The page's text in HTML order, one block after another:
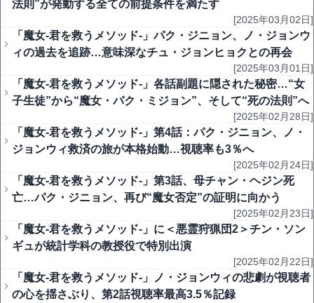
法則”が発動する全ての前提条件を満たす
[2025年03月02日]
「魔女-君を救うメソッド-」パク・ジニョン、ノ・ジョンウ
ィの過去を追跡…意味深なチュ・ジョンヒョクとの再会
[2025年03月01日]
「魔女-君を救うメソッド-」各話副題に隠された秘密…“女
子生徒”から“魔女・パク・ミジョン”、そして“死の法則”へ
[2025年02月28日]
「魔女-君を救うメソッド-」第4話：パク・ジニョン、ノ・
ジョンウィ救済の旅が本格始動…視聴率も3％へ
[2025年02月24日]
「魔女-君を救うメソッド-」第3話、母チャン・ヘジン死
亡…パク・ジニョン、再び“魔女否定”の証明に向かう
[2025年02月23日]
「魔女-君を救うメソッド-」に＜悪霊狩猟団2＞チン・ソン
ギュが統計学科の教授役で特別出演
[2025年02月22日]
「魔女-君を救うメソッド-」ノ・ジョンウィの悲劇が視聴者
の心を揺さぶり、第2話視聴率最高3.5％記録